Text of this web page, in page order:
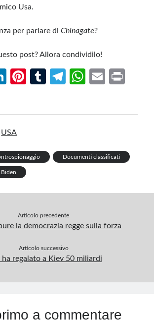
Usa.
per parlare diChinagate?
post? Allora condividilo!
Li
n
Pi
T
Te
W
p
E
USA
Documenti classificati
Biden
Articolo precedente
la democrazia regge sulla forza
Articolo successivo
ha regalato a Kiev 50 miliardi
a commentare